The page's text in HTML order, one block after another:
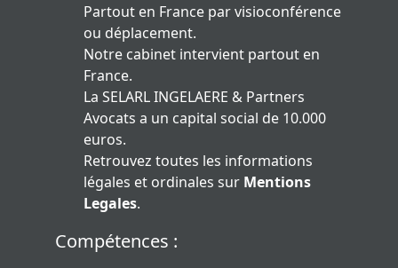
Partout en France par visioconférence
ou déplacement.
Notre cabinet intervient partout en
France.
La SELARL INGELAERE & Partners
Avocats a un capital social de 10.000
euros.
Retrouvez toutes les informations
légales et ordinales sur Mentions
Legales.
Compétences :